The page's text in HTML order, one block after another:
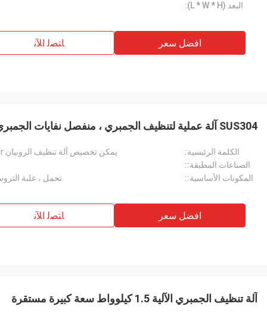
البعد (L * W * H):
افضل سعر ﺎﺘﺼﻟ ﺍﻶﻧ
SUS304 آلة عملية لتنظيف الجمبري ، منفصل نفايات الجمبري متعددة الأغراض
الكلمة الرئيسية:
يمكن تخصيص آلة تنظيف الروبيان Whiaker فاصل النفايات الروبيان
الصناعات المطبقة::
المكونات الأساسية::
تحمل ، علبة
افضل سعر ﺎﺘﺼﻟ ﺍﻶﻧ
آلة تنظيف الجمبري الآلية 1.5 كيلوواط سعة كبيرة مستقرة